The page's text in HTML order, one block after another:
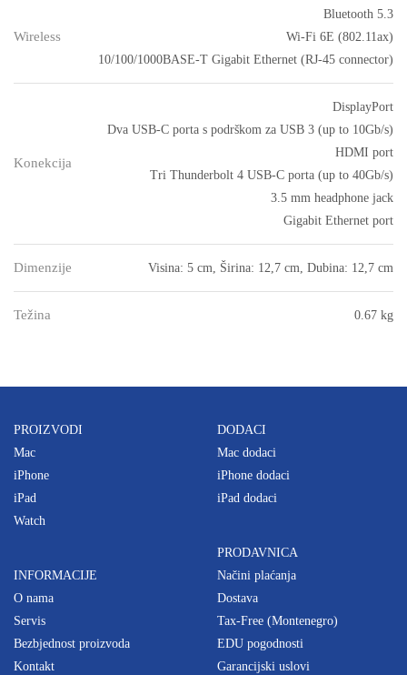
Wireless
Bluetooth 5.3
Wi-Fi 6E (802.11ax)
10/100/1000BASE-T Gigabit Ethernet (RJ-45 connector)
Konekcija
DisplayPort
Dva USB-C porta s podrškom za USB 3 (up to 10Gb/s)
HDMI port
Tri Thunderbolt 4 USB-C porta (up to 40Gb/s)
3.5 mm headphone jack
Gigabit Ethernet port
Dimenzije Visina: 5 cm, Širina: 12,7 cm, Dubina: 12,7 cm
Težina 0.67 kg
PROIZVODI
Mac
iPhone
iPad
Watch
INFORMACIJE
O nama
Servis
Bezbjednost proizvoda
Kontakt
DODACI
Mac dodaci
iPhone dodaci
iPad dodaci
PRODAVNICA
Načini plaćanja
Dostava
Tax-Free (Montenegro)
EDU pogodnosti
Garancijski uslovi